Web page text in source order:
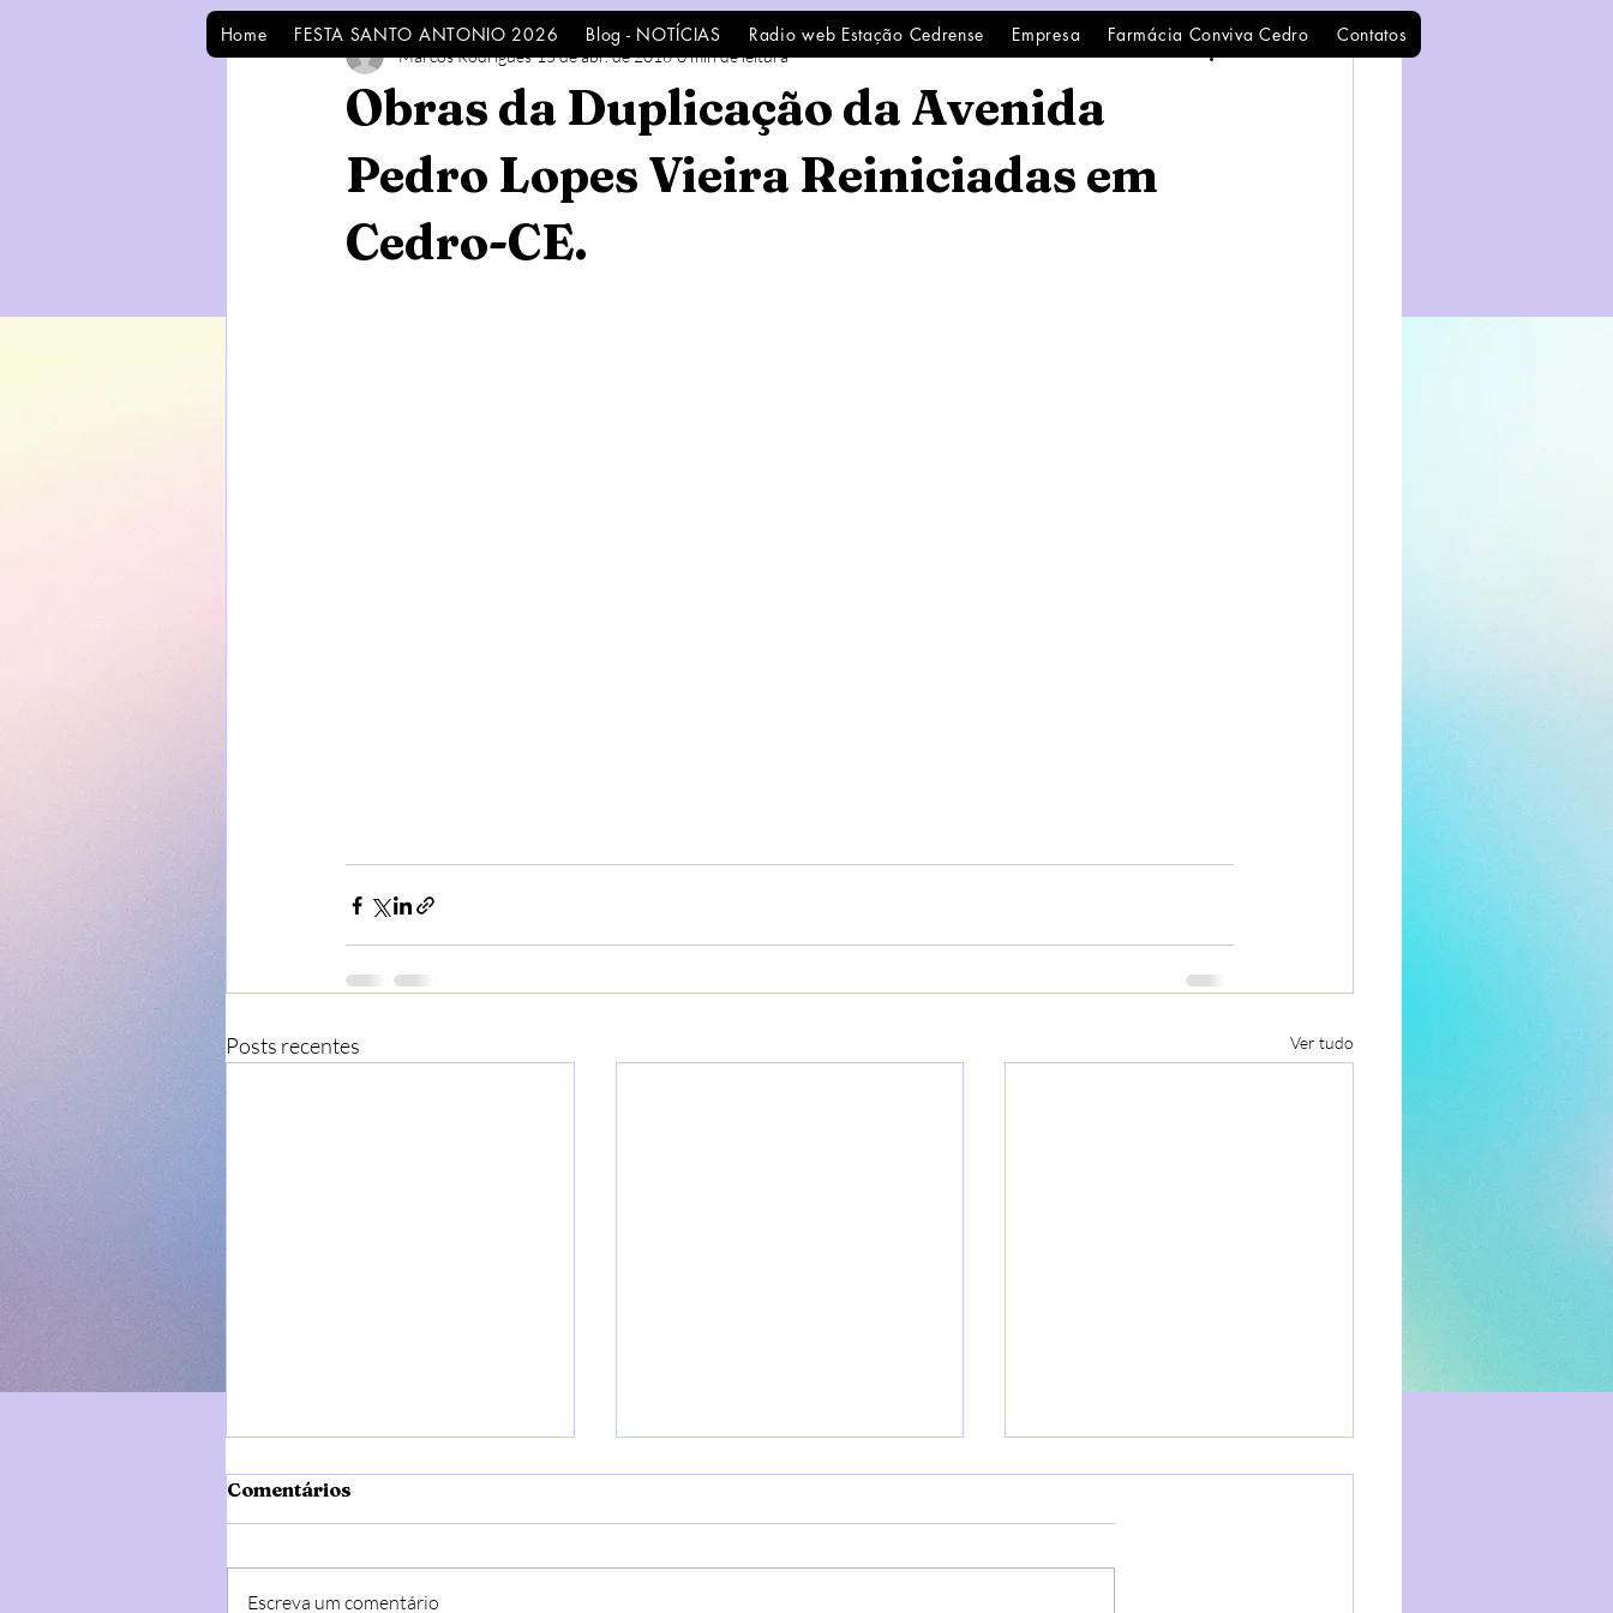
Obras da Duplicação da Avenida
Pedro Lopes Vieira Reiniciadas em
Cedro-CE.
Marcos Rodrigues 15 de abr. de 2016 0 min de leitura
Posts recentes Ver tudo
Comentários
Escreva um comentário
Home FESTA SANTO ANTONIO 2026 Blog - NOTÍCIAS Radio web Estação Cedrense Empresa Farmácia Conviva Cedro Contatos